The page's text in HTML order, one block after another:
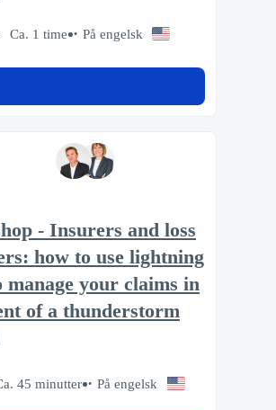
Ca. 1 time På engelsk
- Insurers and loss
how to use lightning
manage your claims in
of a thunderstorm
45 minutter På engelsk